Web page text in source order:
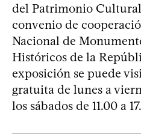
del Patrimonio
convenio de
Nacional de
Históricos de la
exposición se puede
gratuita de lunes a
los sábados de 11.00 a